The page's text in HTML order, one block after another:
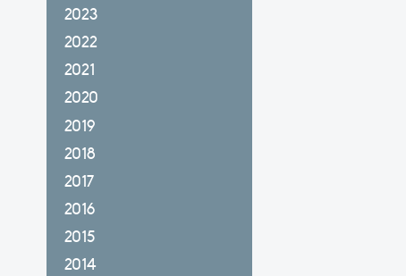
2023
2022
2021
2020
2019
2018
2017
2016
2015
2014